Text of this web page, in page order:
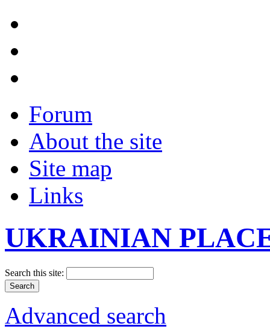
Forum
About the site
Site map
Links
UKRAINIAN
Search this site:
Advanced search